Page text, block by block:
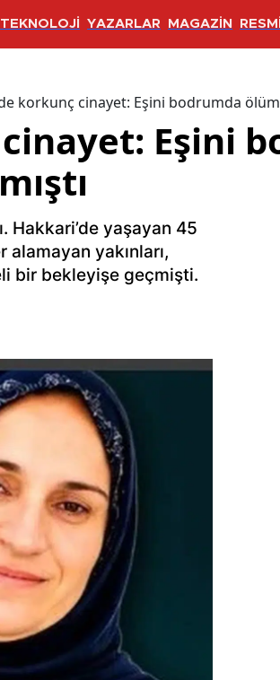
TEKNOLOJİ YAZARLAR MAGAZİN
korkunç cinayet: Eşini bodrumda
Eşini
Hakkari’de yaşayan 45
yakınları,
bir bekleyişe geçmişti.